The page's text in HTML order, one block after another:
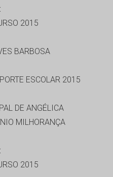
2015
BARBOSA
ESCOLAR 2015
DE ANGÉLICA
MILHORANÇA
2015